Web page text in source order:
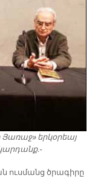
եր­կօ­րեայ
ուս­մանց ծրա­գի­րը